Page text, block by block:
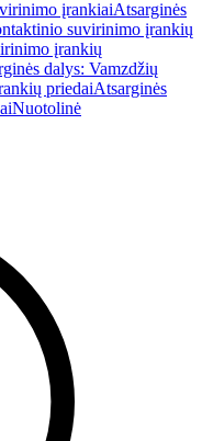
įrankiaiAtsarginės
suvirinimo įrankių
įrankių
dalys: Vamzdžių
priedaiAtsarginės
Nuotolinė